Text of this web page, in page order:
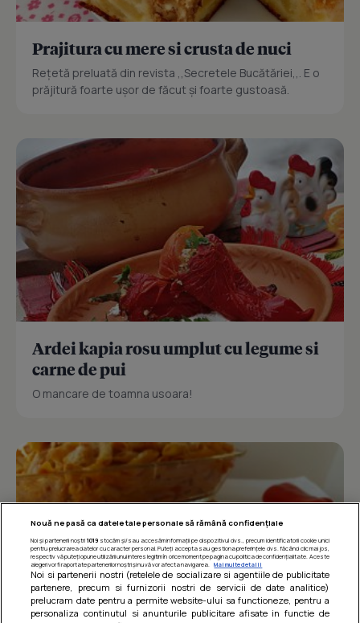
Prajitura cu mere si crusta de nuci
Reţetă preluată din revista ,,Secretele Bucătăriei,,. E o
prăjitură foarte uşor de făcut şi foarte gustoasă.
Ardei kapia rosu umplut cu legume si
carne de pui
O mancare de toamna usoara!
Nouă ne pasă ca datele tale personale să rămână confidențiale
Noi și partenerii noștri 1019stocăm și/sau accesăm informații pe dispozitivul dvs., precum identificatorii cookie unici
pentru prelucrarea datelor cu caracter personal. Puteți accepta sau gestiona preferințele dvs. făcând clic mai jos,
respectiv vă puteți opune utilizării unui interes legitim în orice moment pe pagina cu politica de confidențialitate. Aceste
alegeri vor fi raportate partenerilor noștri și nu vă vor afecta navigarea.
Mai multe detalii
Noi si partenerii nostri (retelele de socializare si agentiile de publicitate
partenere, precum si furnizorii nostri de servicii de date analitice)
prelucram date pentru a permite website-ului sa functioneze, pentru a
personaliza continutul si anunturile publicitare afisate in functie de